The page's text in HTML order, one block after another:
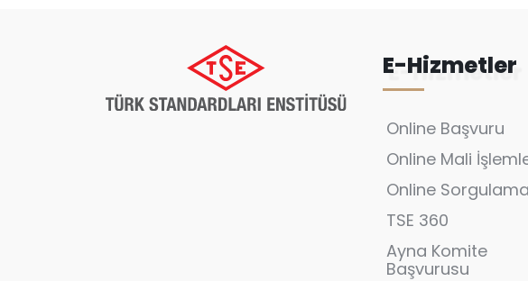
E-Hizmetler
Online Başvuru
Online Mali
Online
TSE 360
Ayna Komite
Başvurusu